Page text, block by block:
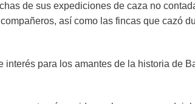
de sus expediciones de caza no
así como las fincas que cazó
para los amantes de la historia de